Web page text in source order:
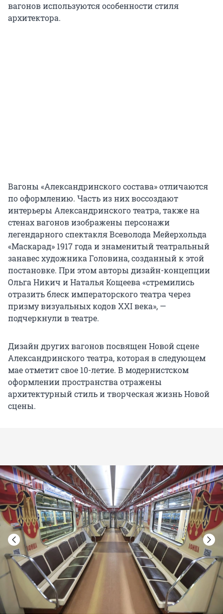
вагонов используются особенности стиля
архитектора.
Вагоны «Александринского состава» отличаются
по оформлению. Часть из них воссоздают
интерьеры Александринского театра, также на
стенах вагонов изображены персонажи
легендарного спектакля Всеволода Мейерхольда
«Маскарад» 1917 года и знаменитый театральный
занавес художника Головина, созданный к этой
постановке. При этом авторы дизайн-концепции
Ольга Никич и Наталья Кощеева «стремились
отразить блеск императорского театра через
призму визуальных кодов XXI века», —
подчеркнули в театре.
Дизайн других вагонов посвящен Новой сцене
Александринского театра, которая в следующем
мае отметит свое 10-летие. В модернистском
оформлении пространства отражены
архитектурный стиль и творческая жизнь Новой
сцены.